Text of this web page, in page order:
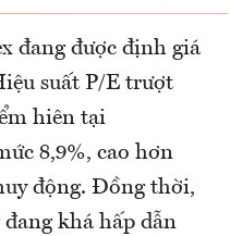
đang được định giá
suất P/E trượt
hiên tại
8,9%, cao hơn
động. Đồng thời,
khá hấp dẫn